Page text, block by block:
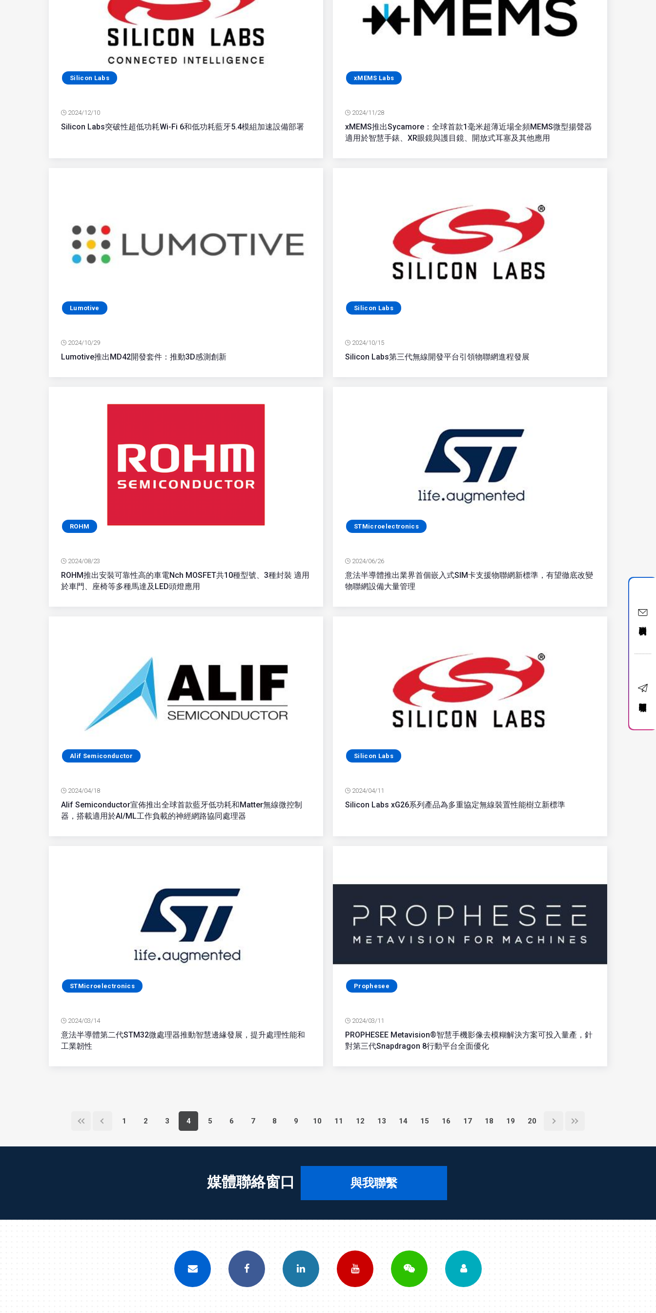
Silicon Labs
2024/12/10
Silicon Labs突破性超低功耗Wi-Fi 6和低功耗藍牙5.4模組加速設備部署
xMEMS Labs
2024/11/28
xMEMS推出Sycamore：全球首款1毫米超薄近場全頻MEMS微型揚聲器
適用於智慧手錶、XR眼鏡與護目鏡、開放式耳塞及其他應用
Lumotive
2024/10/29
Lumotive推出MD42開發套件：推動3D感測創新
Silicon Labs
2024/10/15
Silicon Labs第三代無線開發平台引領物聯網進程發展
ROHM
2024/08/23
ROHM推出安裝可靠性高的車電Nch MOSFET共10種型號、3種封裝 適用
於車門、座椅等多種馬達及LED頭燈應用
STMicroelectronics
2024/06/26
意法半導體推出業界首個嵌入式SIM卡支援物聯網新標準，有望徹底改變
物聯網設備大量管理
Alif Semiconductor
2024/04/18
Alif Semiconductor宣佈推出全球首款藍牙低功耗和Matter無線微控制
器，搭載適用於AI/ML工作負載的神經網路協同處理器
Silicon Labs
2024/04/11
Silicon Labs xG26系列產品為多重協定無線裝置性能樹立新標準
STMicroelectronics
2024/03/14
意法半導體第二代STM32微處理器推動智慧邊緣發展，提升處理性能和
工業韌性
Prophesee
2024/03/11
PROPHESEE Metavision®智慧手機影像去模糊解決方案可投入量產，針
對第三代Snapdragon 8行動平台全面優化
1 2 3 4 5 6 7 8 9 10 11 12 13 14 15 16 17 18 19 20
媒體聯絡窗口 與我聯繫